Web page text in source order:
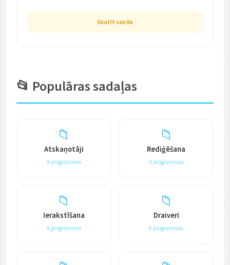
Skatīt vairāk
📂 Populāras sadaļas
📁
Atskaņotāji
9 programmas
📁
Rediģēšana
9 programmas
📁
Ierakstīšana
9 programmas
📁
Draiveri
8 programmas